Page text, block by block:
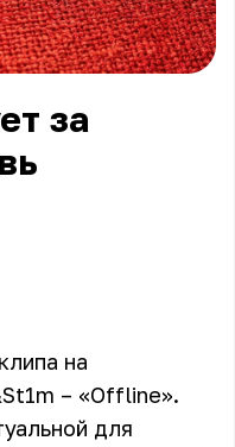
за
на
– «Offline».
для